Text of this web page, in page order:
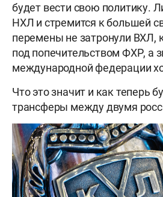
будет вести свою политику.
НХЛ и стремится к большей
перемены не затронули ВХЛ,
под попечительством ФХР, а
международной федерации
Что это значит и как теперь
трансферы между двумя